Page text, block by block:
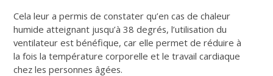
Cela leur a permis de constater qu’en cas de chaleur
humide atteignant jusqu’à 38 degrés, l’utilisation du
ventilateur est bénéfique, car elle permet de réduire à
la fois la température corporelle et le travail cardiaque
chez les personnes âgées.